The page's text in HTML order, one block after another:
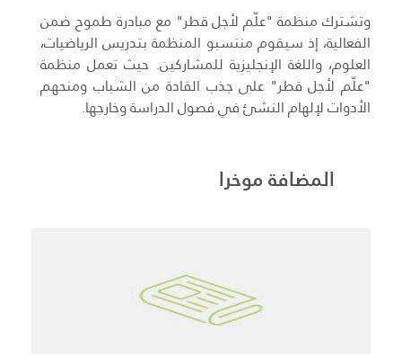
وتشترك منظمة "علّم لأجل قطر" مع مبادرة طموح ضمن
الفعالية، إذ سيقوم منتسبو المنظمة بتدريس الرياضيات،
العلوم، واللغة الإنجليزية للمشاركين. حيث تعمل منظمة
"علّم لأجل قطر" على جذب القادة من الشباب ومنحهم
الأدوات لإلهام النشئ في فصول الدراسة وخارجها.
المضافة موخرا